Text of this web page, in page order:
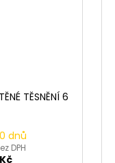
TĚSNĚNÍ 6
dnů
DPH